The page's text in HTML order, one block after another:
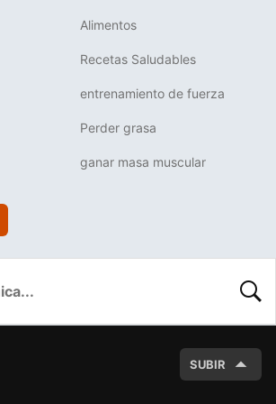
Alimentos
Recetas Saludables
entrenamiento de fuerza
Perder grasa
ganar masa muscular
SUBIR